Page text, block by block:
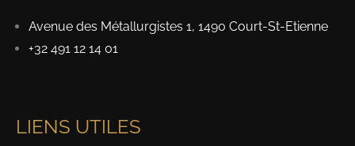
Avenue des Métallurgistes 1, 1490 Court-St-Etienne
+32 491 12 14 01
LIENS UTILES